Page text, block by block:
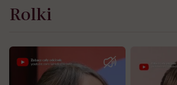
Rolki